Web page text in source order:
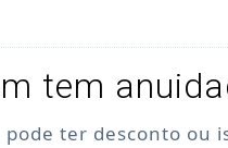
tem
ter desconto ou